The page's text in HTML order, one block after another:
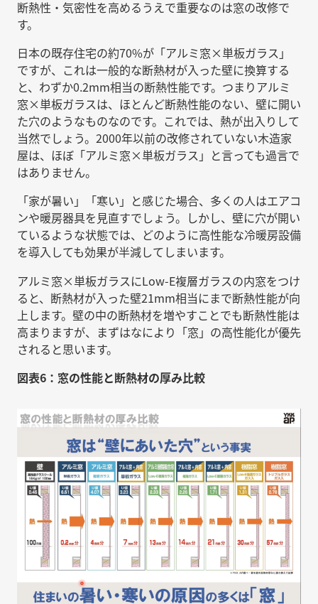
断熱性・気密性を高めるうえで重要なのは窓の改修で
す。
日本の既存住宅の約70%が「アルミ窓×単板ガラス」
ですが、これは一般的な断熱材が入った壁に換算する
と、わずか0.2mm相当の断熱性能です。つまりアルミ
窓×単板ガラスは、ほとんど断熱性能のない、壁に開い
た穴のようなものなのです。これでは、熱が出入りして
当然でしょう。2000年以前の改修されていない木造家
屋は、ほぼ「アルミ窓×単板ガラス」と言っても過言で
はありません。
「家が暑い」「寒い」と感じた場合、多くの人はエアコ
ンや暖房器具を見直すでしょう。しかし、壁に穴が開い
ているような状態では、どのように高性能な冷暖房設備
を導入しても効果が半減してしまいます。
アルミ窓×単板ガラスにLow-E複層ガラスの内窓をつけ
ると、断熱材が入った壁21mm相当にまで断熱性能が向
上します。壁の中の断熱材を増やすことでも断熱性能は
高まりますが、まずはなにより「窓」の高性能化が優先
されると思います。
図表6：窓の性能と断熱材の厚み比較